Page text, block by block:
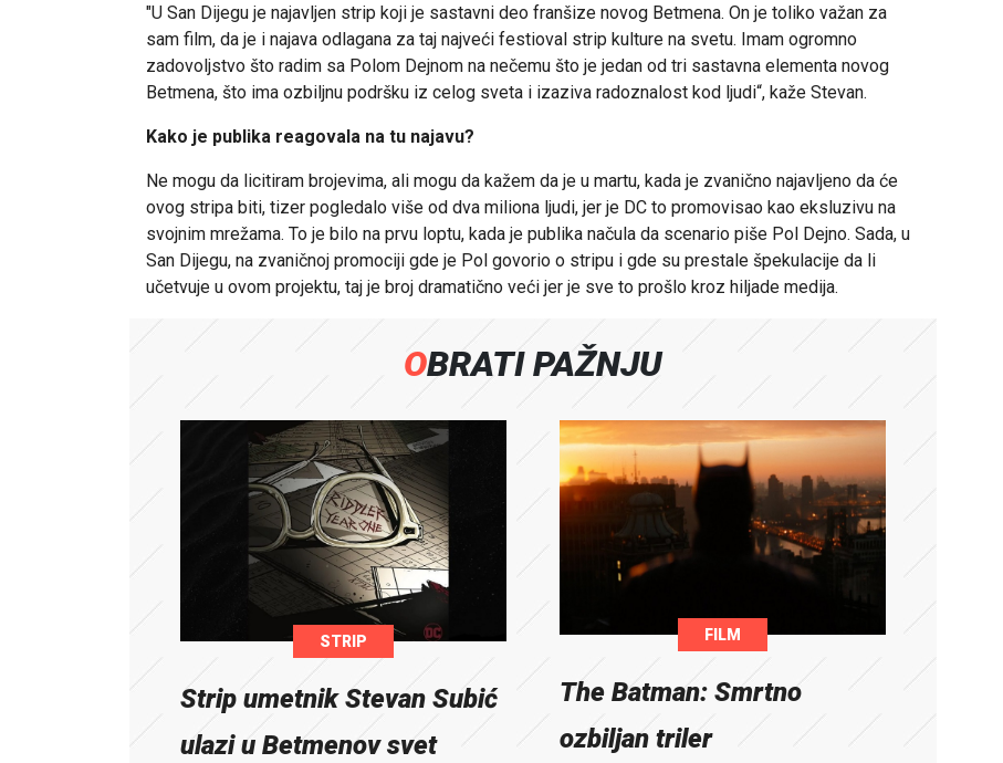
"U San Dijegu je najavljen strip koji je sastavni deo franšize novog Betmena. On je toliko važan za
sam film, da je i najava odlagana za taj najveći festioval strip kulture na svetu. Imam ogromno
zadovoljstvo što radim sa Polom Dejnom na nečemu što je jedan od tri sastavna elementa novog
Betmena, što ima ozbiljnu podršku iz celog sveta i izaziva radoznalost kod ljudi“, kaže Stevan.
Kako je publika reagovala na tu najavu?
Ne mogu da licitiram brojevima, ali mogu da kažem da je u martu, kada je zvanično najavljeno da će
ovog stripa biti, tizer pogledalo više od dva miliona ljudi, jer je DC to promovisao kao eksluzivu na
svojnim mrežama. To je bilo na prvu loptu, kada je publika načula da scenario piše Pol Dejno. Sada, u
San Dijegu, na zvaničnoj promociji gde je Pol govorio o stripu i gde su prestale špekulacije da li
učetvuje u ovom projektu, taj je broj dramatično veći jer je sve to prošlo kroz hiljade medija.
OBRATI PAŽNJU
STRIP
Strip umetnik Stevan Subić
ulazi u Betmenov svet
FILM
The Batman: Smrtno
ozbiljan triler